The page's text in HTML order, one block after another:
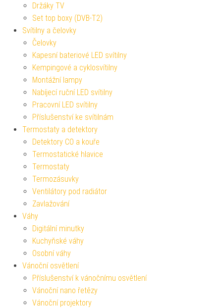
Držáky TV
Set top boxy (DVB-T2)
Svítilny a čelovky
Čelovky
Kapesní bateriové LED svítilny
Kempingové a cyklosvítilny
Montážní lampy
Nabíjecí ruční LED svítilny
Pracovní LED svítilny
Příslušenství ke svítilnám
Termostaty a detektory
Detektory CO a kouře
Termostatické hlavice
Termostaty
Termozásuvky
Ventilátory pod radiátor
Zavlažování
Váhy
Digitální minutky
Kuchyňské váhy
Osobní váhy
Vánoční osvětlení
Příslušenství k vánočnímu osvětlení
Vánoční nano řetězy
Vánoční projektory